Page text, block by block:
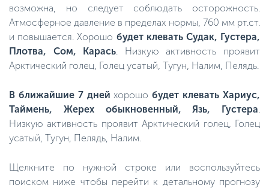
возможна, но следует соблюдать осторожность.
Атмосферное давление в пределах нормы, 760 мм рт.ст.
и повышается. Хорошо будет клевать Судак, Густера,
Плотва, Сом, Карась. Низкую активность проявит
Арктический голец, Голец усатый, Тугун, Налим, Пелядь.
В ближайшие 7 дней хорошобудет клевать Хариус,
Таймень, Жерех обыкновенный, Язь, Густера.
Низкую активность проявит Арктический голец, Голец
усатый, Тугун, Пелядь, Налим.
Щелкните по нужной строке или воспользуйтесь
поиском ниже чтобы перейти к детальному прогнозу